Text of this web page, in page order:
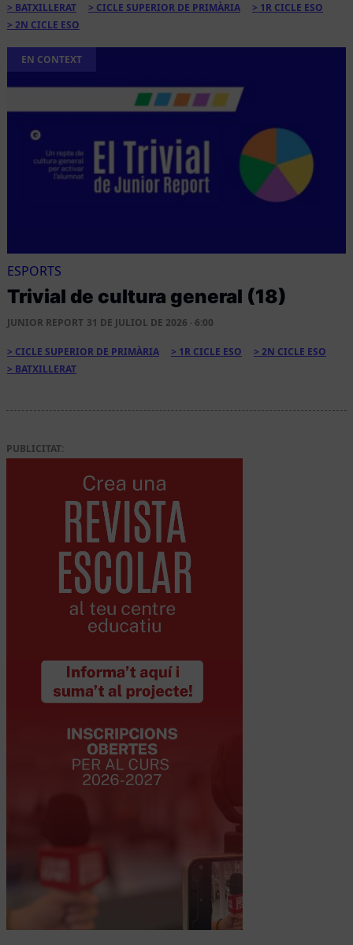
BATXILLERAT CICLE SUPERIOR DE PRIMÀRIA
1R CICLE ESO
2N CICLE ESO
EN CONTEXT
ESPORTS
Trivial de cultura general (18)
JUNIOR REPORT 31 DE JULIOL DE 2026 · 6:00
CICLE SUPERIOR DE PRIMÀRIA 1R CICLE ESO
2N CICLE ESO
BATXILLERAT
PUBLICITAT: